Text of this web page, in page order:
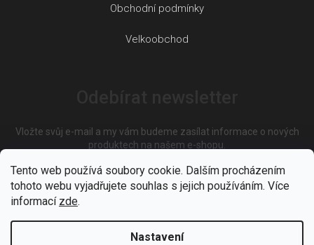
Tento web používá soubory cookie. Dalším procházením
tohoto webu vyjadřujete souhlas s jejich používáním. Více
informací zde.
Nastavení
Obchodní podmínky
Velkoobchod
Vložte svůj e-mail a my vám budeme zasílat informace o nových
produktech na našem e-shopu.
E-mail
Vložením e-mailu souhlasíte spodmínkami ochrany osobních